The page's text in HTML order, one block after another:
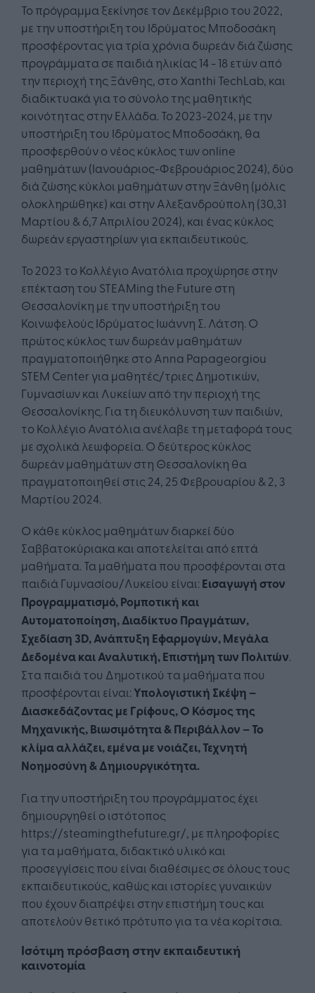
Το πρόγραμμα ξεκίνησε τον Δεκέμβριο του 2022,
με την υποστήριξη του Ιδρύματος Μποδοσάκη
προσφέροντας για τρία χρόνια δωρεάν διά ζώσης
προγράμματα σε παιδιά ηλικίας 14 - 18 ετών από
την περιοχή της Ξάνθης, στο Xanthi TechLab, και
διαδικτυακά για το σύνολο της μαθητικής
κοινότητας στην Ελλάδα. Το 2023-2024, με την
υποστήριξη του Ιδρύματος Μποδοσάκη, θα
προσφερθούν ο νέος κύκλος των online
μαθημάτων (Ιανουάριος-Φεβρουάριος 2024), δύο
διά ζώσης κύκλοι μαθημάτων στην Ξάνθη (μόλις
ολοκληρώθηκε) και στην Αλεξανδρούπολη (30,31
Μαρτίου & 6,7 Απριλίου 2024), και ένας κύκλος
δωρεάν εργαστηρίων για εκπαιδευτικούς.
Το 2023 το Κολλέγιο Ανατόλια προχώρησε στην
επέκταση του STEAMing the Future στη
Θεσσαλονίκη με την υποστήριξη του
Κοινωφελούς Ιδρύματος Ιωάννη Σ. Λάτση. Ο
πρώτος κύκλος των δωρεάν μαθημάτων
πραγματοποιήθηκε στο Anna Papageorgiou
STEM Center για μαθητές/τριες Δημοτικών,
Γυμνασίων και Λυκείων από την περιοχή της
Θεσσαλονίκης. Για τη διευκόλυνση των παιδιών,
το Κολλέγιο Ανατόλια ανέλαβε τη μεταφορά τους
με σχολικά λεωφορεία. Ο δεύτερος κύκλος
δωρεάν μαθημάτων στη Θεσσαλονίκη θα
πραγματοποιηθεί στις 24, 25 Φεβρουαρίου & 2, 3
Μαρτίου 2024.
Ο κάθε κύκλος μαθημάτων διαρκεί δύο
Σαββατοκύριακα και αποτελείται από επτά
μαθήματα. Τα μαθήματα που προσφέρονται στα
παιδιά Γυμνασίου/Λυκείου είναι: Εισαγωγή στον
Προγραμματισμό, Ρομποτική και
Αυτοματοποίηση, Διαδίκτυο Πραγμάτων,
Σχεδίαση 3D, Ανάπτυξη Εφαρμογών, Μεγάλα
Δεδομένα και Αναλυτική, Επιστήμη των Πολιτών.
Στα παιδιά του Δημοτικού τα μαθήματα που
προσφέρονται είναι: Υπολογιστική Σκέψη –
Διασκεδάζοντας με Γρίφους, Ο Κόσμος της
Μηχανικής, Βιωσιμότητα & Περιβάλλον – Το
κλίμα αλλάζει, εμένα με νοιάζει, Τεχνητή
Νοημοσύνη & Δημιουργικότητα.
Για την υποστήριξη του προγράμματος έχει
δημιουργηθεί ο ιστότοπος
https://steamingthefuture.gr/, με πληροφορίες
για τα μαθήματα, διδακτικό υλικό και
προσεγγίσεις που είναι διαθέσιμες σε όλους τους
εκπαιδευτικούς, καθώς και ιστορίες γυναικών
που έχουν διαπρέψει στην επιστήμη τους και
αποτελούν θετικό πρότυπο για τα νέα κορίτσια.
Ισότιμη πρόσβαση στην εκπαιδευτική
καινοτομία